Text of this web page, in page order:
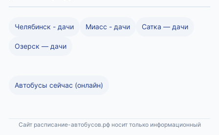
Челябинск - дачи Миасс - дачи Сатка — дачи
Озерск — дачи
Автобусы сейчас (онлайн)
Сайт расписание-автобусов.рф носит только информационный